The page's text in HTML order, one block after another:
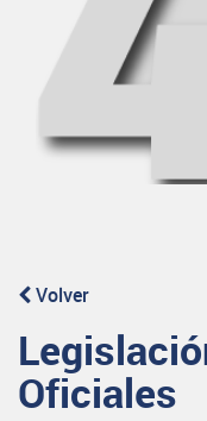
Volver
Oficiales